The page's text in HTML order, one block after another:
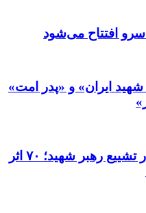
افتتاح می‌شود
ایران» و «پدر امت»
حضور پررنگ هنرمندان در تشییع رهبر شهید؛ ۷۰ اثر